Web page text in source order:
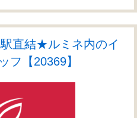
駅直結★ルミネ内のイ
フ【20369】